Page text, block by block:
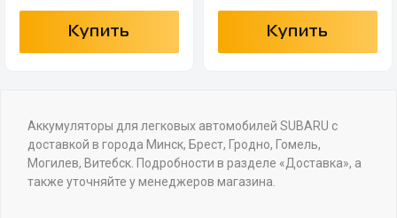
Купить Купить
Аккумуляторы для легковых автомобилей SUBARU с
доставкой в города Минск, Брест, Гродно, Гомель,
Могилев, Витебск. Подробности в разделе «Доставка», а
также уточняйте у менеджеров магазина.